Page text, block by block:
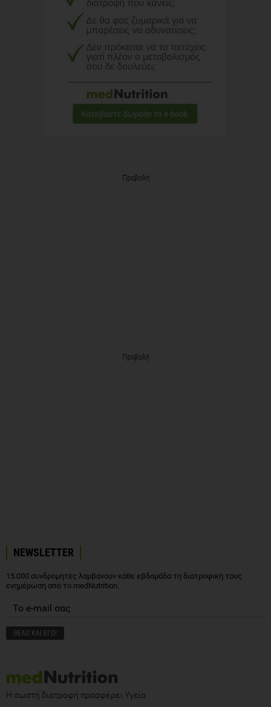
Προβολή
Προβολή
NEWSLETTER
15.000 συνδρομητές λαμβάνουν κάθε εβδομάδα τη διατροφική τους
ενημέρωση από το medNutrition.
Η σωστή διατροφή προσφέρει Υγεία